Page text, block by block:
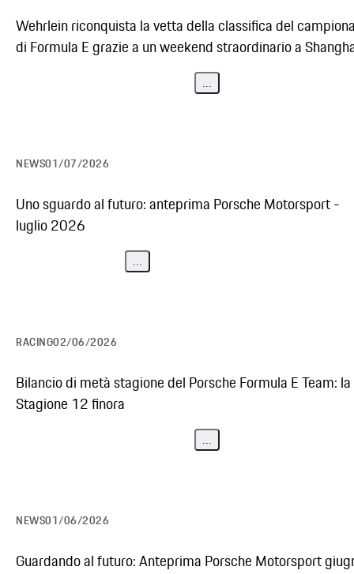
Wehrlein riconquista la vetta della classifica del
di Formula E grazie a un weekend straordinario a
NEWS01/07/2026
Uno sguardo al futuro: anteprima Porsche Motorsport -
luglio 2026
RACING02/06/2026
Bilancio di metà stagione del Porsche Formula E Team: la
Stagione 12 finora
NEWS01/06/2026
Guardando al futuro: Anteprima Porsche Motorsport